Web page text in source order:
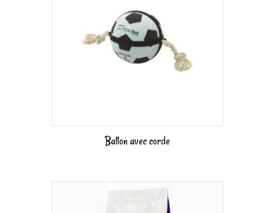
Ballon avec corde